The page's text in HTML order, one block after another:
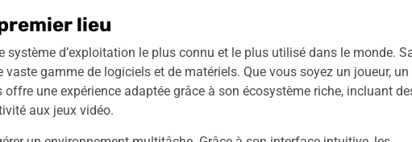
lieu
système d’exploitation le plus connu et le plus utilisé dans le monde.
gamme de logiciels et de matériels. Que vous soyez un joueur, un
une expérience adaptée grâce à son écosystème riche, incluant
aux jeux vidéo.